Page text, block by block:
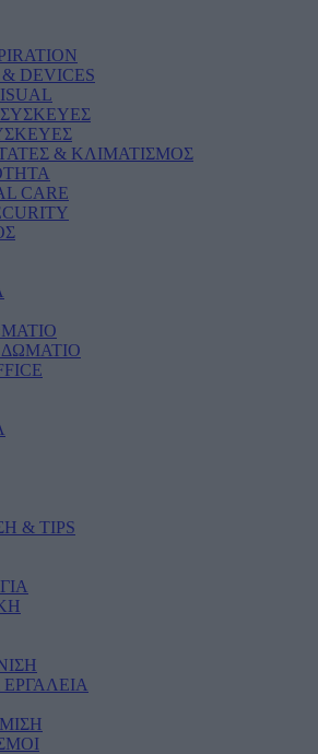
DEVICES
& ΚΛΙΜΑΤΙΣΜΟΣ
CARE
ΔΩΜΑΤΙΟ
& TIPS